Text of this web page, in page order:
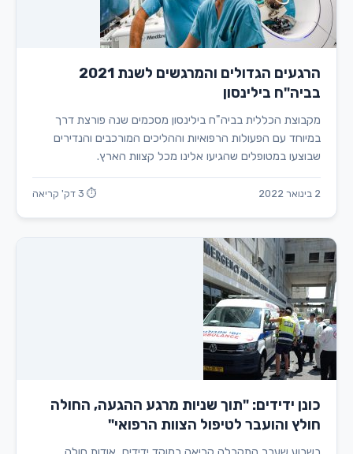
הרגעים הגדולים והמרגשים לשנת 2021
בביה"ח בילינסון
מקבוצת הכללית בביה"ח בילינסון מסכמים שנה פורצת דרך
במיוחד עם הפעולות הרפואיות וההליכים המורכבים והנדירים
שבוצעו במטופלים שהגיעו אלינו מכל קצוות הארץ.
2 בינואר 2022 ⏱ 3 דק' קריאה
כונן ידידים: "תוך שניות מרגע ההגעה, החולה
חולץ והועבר לטיפול הצוות הרפואי"